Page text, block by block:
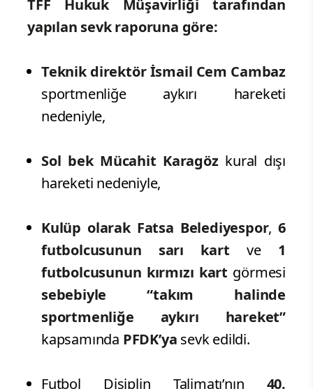
TFF Hukuk Müşavirliği tarafından
yapılan sevk raporuna göre:
Teknik direktör İsmail Cem Cambaz
sportmenliğe aykırı hareketi
nedeniyle,
Sol bek Mücahit Karagözkural dışı
hareketi nedeniyle,
Kulüp olarak Fatsa Belediyespor, 6
futbolcusunun sarı kart ve1
futbolcusunun kırmızı kart görmesi
sebebiyle
“takım halinde
sportmenliğe aykırı hareket”
kapsamında PFDK’ya sevk edildi.
Futbol Disiplin Talimatı’nın 40.